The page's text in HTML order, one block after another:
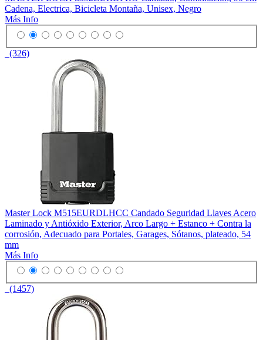
Cadena, Electrica, Bicicleta Montaña, Unisex, Negro
Más Info
(326)
Master Lock M515EURDLHCC Candado Seguridad Llaves Acero
Laminado y Antióxido Exterior, Arco Largo + Estanco + Contra la
corrosión, Adecuado para Portales, Garages, Sótanos, plateado, 54
mm
Más Info
(1457)